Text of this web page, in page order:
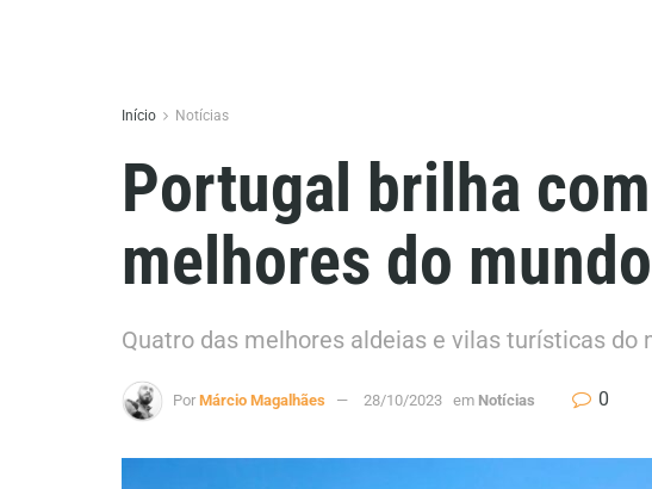
Início Notícias
Portugal brilha
melhores do mundo
Quatro das melhores aldeias e vilas turísticas do
Por Márcio Magalhães 28/10/2023 em Notícias 0